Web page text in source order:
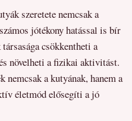
szeretete nemcsak a
jótékony hatással is bír
csökkentheti a
növelheti a fizikai aktivitást.
a kutyának, hanem a
életmód elősegíti a jó